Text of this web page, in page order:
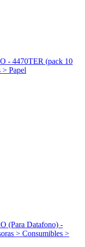
- 4470TER (pack 10
> Papel
(Para Datafono) -
> Consumibles >